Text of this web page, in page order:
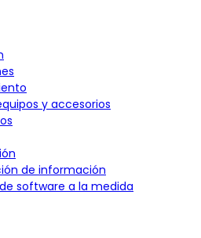
y accesorios
de información
software a la medida